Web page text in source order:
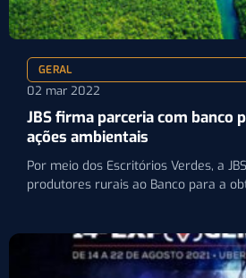
GERAL
02 mar 2022
JBS firma parceria com banco
ações ambientais
Por meio dos Escritórios Verdes, a
produtores rurais ao Banco para a